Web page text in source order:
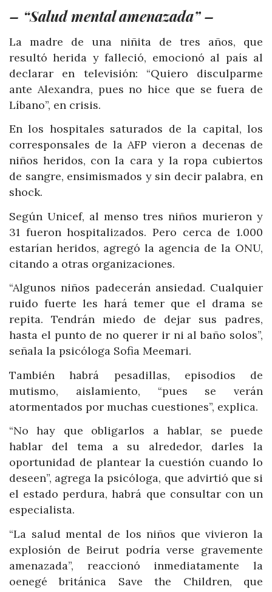
– “Salud mental amenazada” –
La madre de una niñita de tres años, que
resultó herida y falleció, emocionó al país al
declarar en televisión: “Quiero disculparme
ante Alexandra, pues no hice que se fuera de
Líbano”, en crisis.
En los hospitales saturados de la capital, los
corresponsales de la AFP vieron a decenas de
niños heridos, con la cara y la ropa cubiertos
de sangre, ensimismados y sin decir palabra, en
shock.
Según Unicef, al menso tres niños murieron y
31 fueron hospitalizados. Pero cerca de 1.000
estarían heridos, agregó la agencia de la ONU,
citando a otras organizaciones.
“Algunos niños padecerán ansiedad. Cualquier
ruido fuerte les hará temer que el drama se
repita. Tendrán miedo de dejar sus padres,
hasta el punto de no querer ir ni al baño solos”,
señala la psicóloga Sofia Meemari.
También habrá pesadillas, episodios de
mutismo, aislamiento, “pues se verán
atormentados por muchas cuestiones”, explica.
“No hay que obligarlos a hablar, se puede
hablar del tema a su alrededor, darles la
oportunidad de plantear la cuestión cuando lo
deseen”, agrega la psicóloga, que advirtió que si
el estado perdura, habrá que consultar con un
especialista.
“La salud mental de los niños que vivieron la
explosión de Beirut podría verse gravemente
amenazada”, reaccionó inmediatamente la
oenegé británica Save the Children, que